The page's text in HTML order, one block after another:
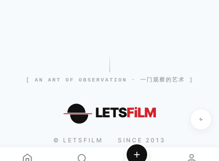
[ AN ART OF OBSERVATION · 一门观察的艺术 ]
LETSFiLM
© LETSFILM SINCE 2013